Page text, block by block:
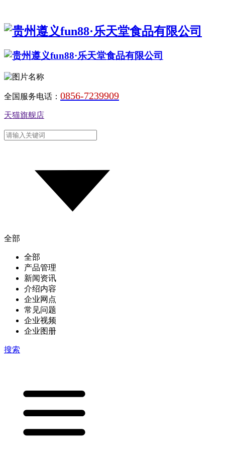
全国服务电话： 0856-7239909
天猫旗舰店
全部
全部
产品管理
新闻资讯
介绍内容
企业网点
常见问题
企业视频
企业图册
搜索